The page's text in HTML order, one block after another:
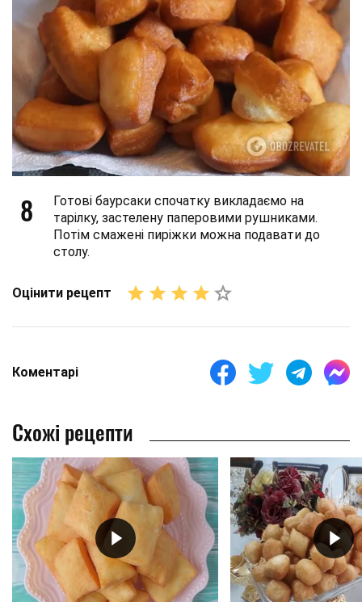
8
Готові баурсаки спочатку викладаємо на
тарілку, застелену паперовими рушниками.
Потім смажені пиріжки можна подавати до
столу.
Оцінити рецепт
Коментарі
Схожі рецепти